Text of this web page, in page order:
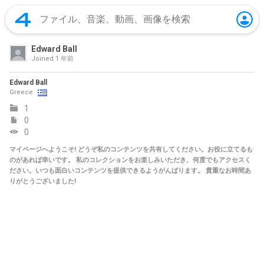
Edward Ball
Joined 1 年前
Edward Ball
Greece
1
0
0
マイページへようこそ! どうぞ私のコンテンツを共有してください。お役に立てるも
のがあれば幸いです。 私のコレクションをお楽しみいただき、何度でもアクセスく
ださい。いつも面白いコンテンツを提供できるようがんばります。 貴重なお時間あ
りがとうございました!